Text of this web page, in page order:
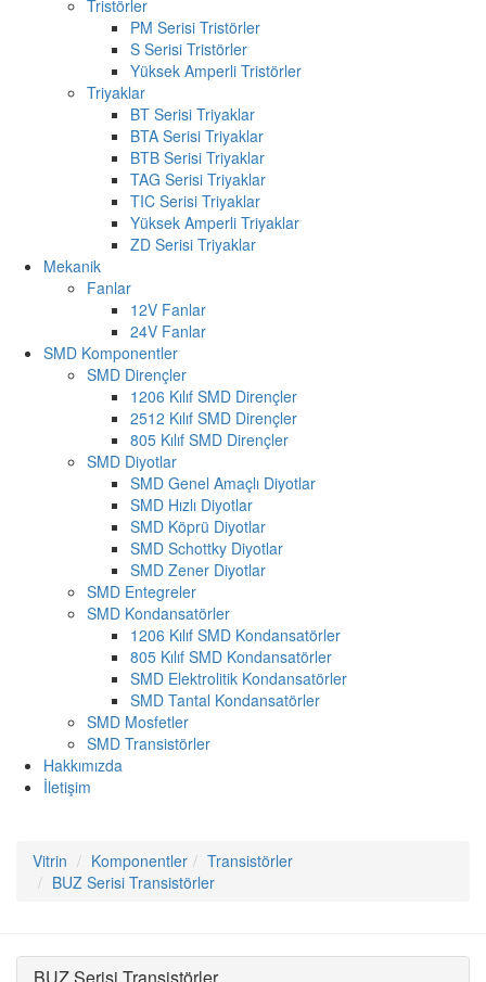
Tristörler
PM Serisi Tristörler
S Serisi Tristörler
Yüksek Amperli Tristörler
Triyaklar
BT Serisi Triyaklar
BTA Serisi Triyaklar
BTB Serisi Triyaklar
TAG Serisi Triyaklar
TIC Serisi Triyaklar
Yüksek Amperli Triyaklar
ZD Serisi Triyaklar
Mekanik
Fanlar
12V Fanlar
24V Fanlar
SMD Komponentler
SMD Dirençler
1206 Kılıf SMD Dirençler
2512 Kılıf SMD Dirençler
805 Kılıf SMD Dirençler
SMD Diyotlar
SMD Genel Amaçlı Diyotlar
SMD Hızlı Diyotlar
SMD Köprü Diyotlar
SMD Schottky Diyotlar
SMD Zener Diyotlar
SMD Entegreler
SMD Kondansatörler
1206 Kılıf SMD Kondansatörler
805 Kılıf SMD Kondansatörler
SMD Elektrolitik Kondansatörler
SMD Tantal Kondansatörler
SMD Mosfetler
SMD Transistörler
Hakkımızda
İletişim
Vitrin Komponentler
Transistörler
BUZ Serisi Transistörler
BUZ Serisi Transistörler